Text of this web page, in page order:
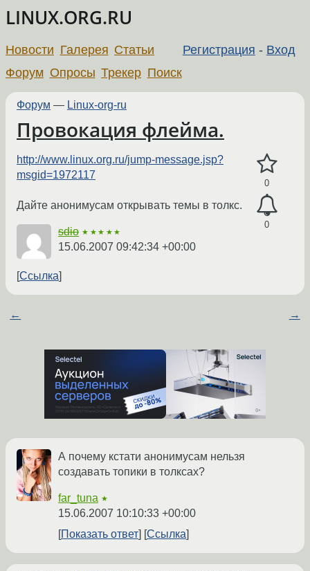
LINUX.ORG.RU
Регистрация - Вход
Новости Галерея Статьи
Форум Опросы Трекер Поиск
Форум — Linux-org-ru
Провокация флейма.
0
0
http://www.linux.org.ru/jump-message.jsp?
msgid=1972117
Дайте анонимусам открывать темы в толкс.
sdio ★★★★★
15.06.2007 09:42:34 +00:00
Ссылка
← →
А почему кстати анонимусам нельзя
создавать топики в толксах?
far_tuna ★
15.06.2007 10:10:33 +00:00
Показать ответ
Ссылка